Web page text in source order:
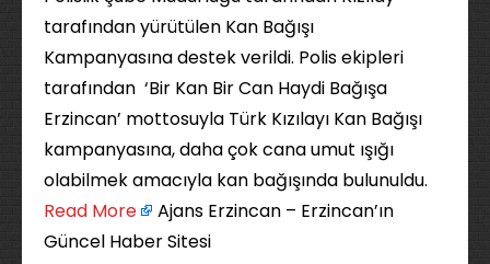
tarafından yürütülen Kan Bağışı
Kampanyasına destek verildi. Polis ekipleri
tarafından ‘Bir Kan Bir Can Haydi Bağışa
Erzincan’ mottosuyla Türk Kızılayı Kan Bağışı
kampanyasına, daha çok cana umut ışığı
olabilmek amacıyla kan bağışında bulunuldu. ​
Read More
Ajans Erzincan – Erzincan’ın
Güncel Haber Sitesi